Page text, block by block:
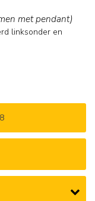
met pendant)
linksonder en